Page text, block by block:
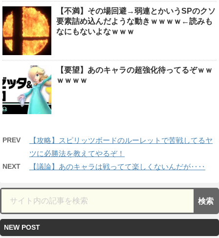
【不満】その場回避→弱連とかいうSPのクソ
要素詰め込んだような動きｗｗｗｗ←読みも
なにもないよなｗｗｗ
【要望】あのキャラの超強化待ってるぞｗｗ
ｗｗｗｗ
PREV
【攻略】スピリッツボードのルーレットで苦戦してるヤ
ツに必勝法を教えてやるぞ！
NEXT 【議論】あのキャラは戦ってて楽しくないんだが‥‥
NEW POST